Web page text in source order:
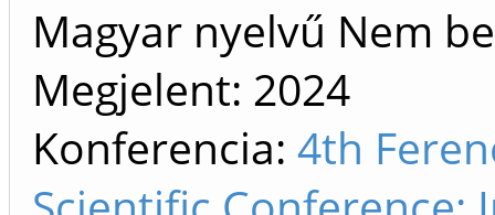
Magyar nyelvű Nem
Megjelent: 2024
Konferencia: 4th